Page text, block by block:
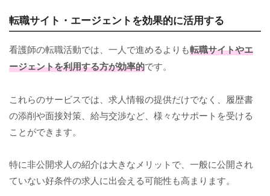
転職サイト・エージェントを効果的に活用する
看護師の転職活動では、一人で進めるよりも転職サイトやエ
ージェントを利用する方が効率的です。
これらのサービスでは、求人情報の提供だけでなく、履歴書
の添削や面接対策、給与交渉など、様々なサポートを受ける
ことができます。
特に非公開求人の紹介は大きなメリットで、一般に公開され
ていない好条件の求人に出会える可能性も高まります。